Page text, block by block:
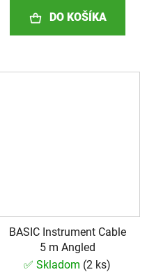
DO KOŠÍKA
BASIC Instrument Cable
5 m Angled
✅ Skladom (2 ks)